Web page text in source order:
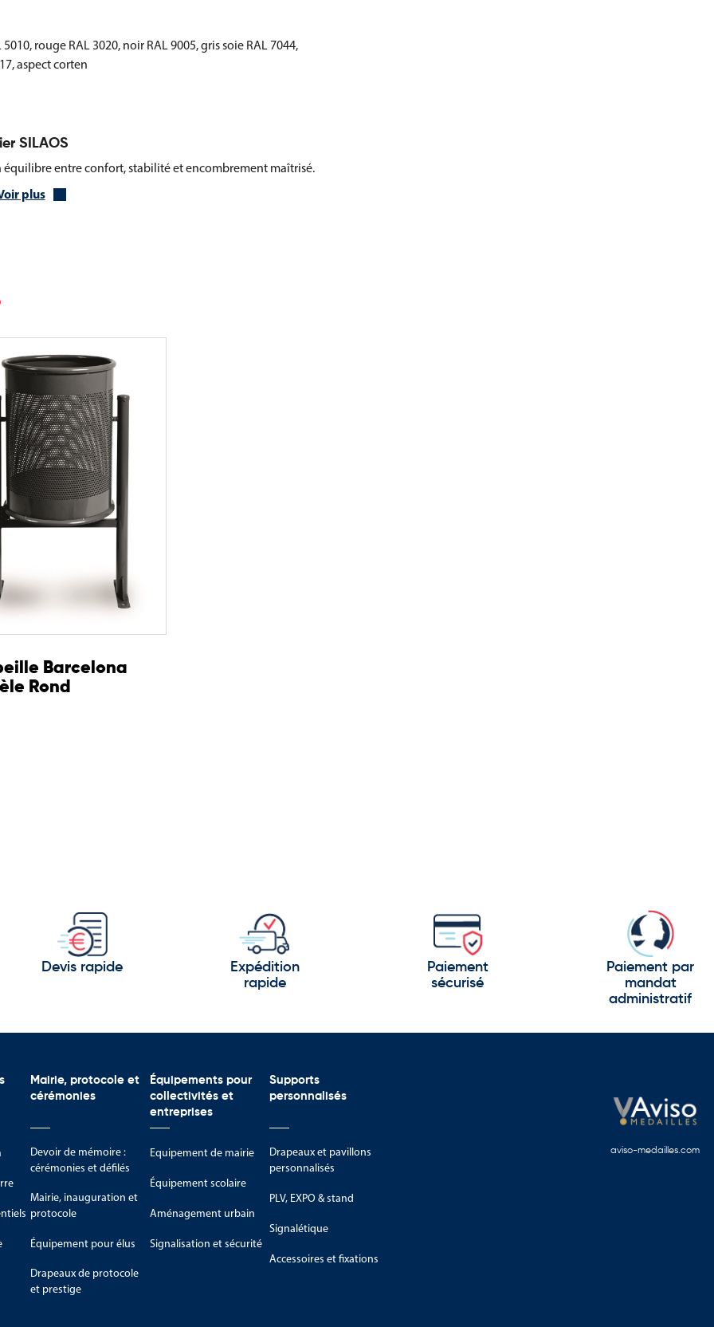
rouge RAL 3020, noir RAL 9005, gris soie RAL 7044,
aspect corten
SILAOS
entre confort, stabilité et encombrement maîtrisé.
publics.
plus
Barcelona
Rond
Devis rapide
Expédition
rapide
Paiement
sécurisé
Paiement par
mandat
administratif
Mairie, protocole et
cérémonies
Devoir de mémoire :
cérémonies et défilés
Mairie, inauguration et
protocole
Équipement pour élus
Drapeaux de protocole
et prestige
Équipements pour
collectivités et
entreprises
Equipement de mairie
Équipement scolaire
Aménagement urbain
Signalisation et sécurité
Supports
personnalisés
Drapeaux et pavillons
personnalisés
PLV, EXPO & stand
Signalétique
Accessoires et fixations
aviso-medailles.com